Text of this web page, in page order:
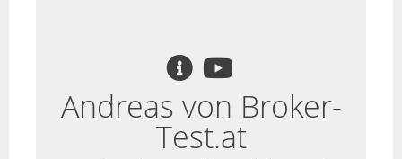
Andreas von Broker-
Test.at